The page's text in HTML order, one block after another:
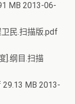
MB 2013-06-
民.扫描版.pdf
].纲目.扫描
29.13 MB 2013-